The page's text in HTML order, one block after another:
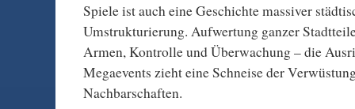
Spiele ist auch eine Geschichte massiver
Umstrukturierung. Aufwertung ganzer
Armen, Kontrolle und Überwachung – die
Megaevents zieht eine Schneise der
Nachbarschaften.